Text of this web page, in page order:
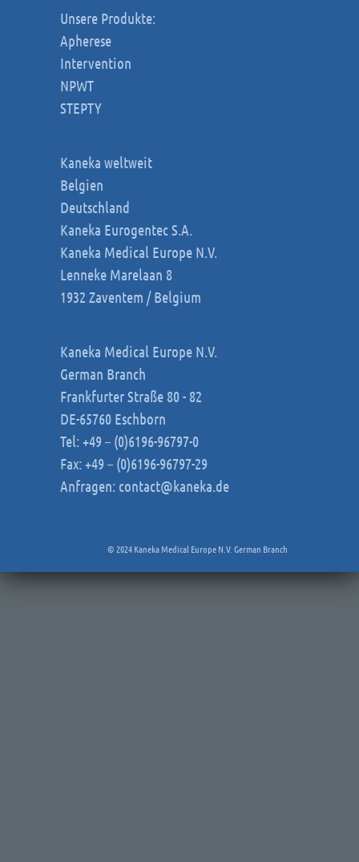
Unsere Produkte:
Apherese
Intervention
NPWT
STEPTY
Kaneka weltweit
Belgien
Deutschland
Kaneka Eurogentec S.A.
Kaneka Medical Europe N.V.
Lenneke Marelaan 8
1932 Zaventem / Belgium
Kaneka Medical Europe N.V.
German Branch
Frankfurter Straße 80 - 82
DE-65760 Eschborn
Tel: +49 – (0)6196-96797-0
Fax: +49 – (0)6196-96797-29
Anfragen: contact@kaneka.de
© 2024 Kaneka Medical Europe N.V. German Branch